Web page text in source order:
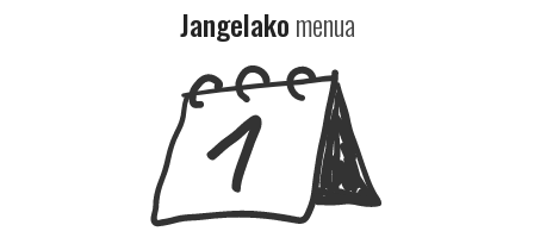
Jangelakomenua